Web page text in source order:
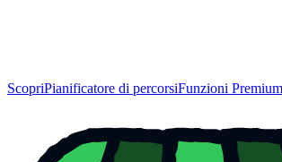
ScopriPianificatore di percorsiFunzioni Premium